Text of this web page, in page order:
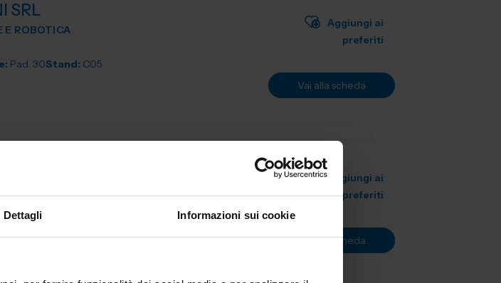
Dettagli Informazioni sui cookie
SRL
E ROBOTICA
Pad. 30Stand: C05
Aggiungi ai
preferiti
Vai alla scheda
nel processo di trasformazione digitale,
Aggiungi ai
preferiti
Vai alla scheda